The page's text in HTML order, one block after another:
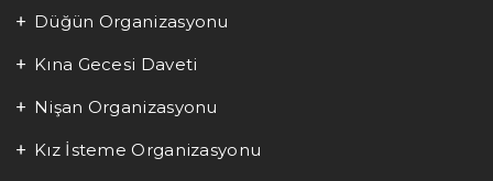
Düğün Organizasyonu
Kına Gecesi Daveti
Nişan Organizasyonu
Kız İsteme Organizasyonu